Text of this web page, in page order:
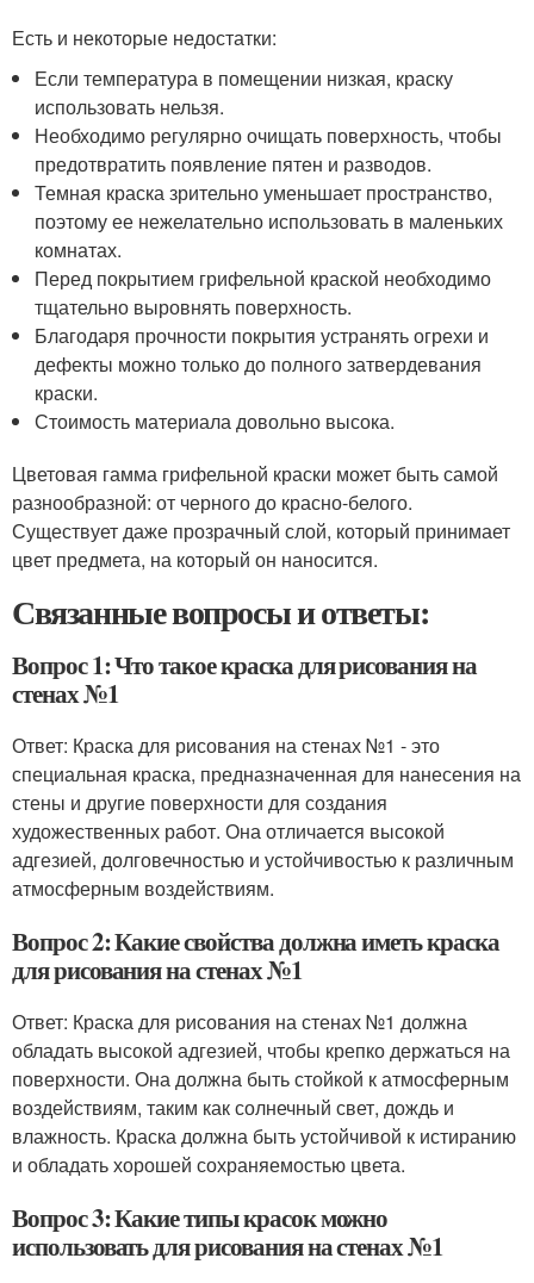
Есть и некоторые недостатки:
Если температура в помещении низкая, краску
использовать нельзя.
Необходимо регулярно очищать поверхность, чтобы
предотвратить появление пятен и разводов.
Темная краска зрительно уменьшает пространство,
поэтому ее нежелательно использовать в маленьких
комнатах.
Перед покрытием грифельной краской необходимо
тщательно выровнять поверхность.
Благодаря прочности покрытия устранять огрехи и
дефекты можно только до полного затвердевания
краски.
Стоимость материала довольно высока.
Цветовая гамма грифельной краски может быть самой
разнообразной: от черного до красно-белого.
Существует даже прозрачный слой, который принимает
цвет предмета, на который он наносится.
Связанные вопросы и ответы:
Вопрос 1: Что такое краска для рисования на
стенах №1
Ответ: Краска для рисования на стенах №1 - это
специальная краска, предназначенная для нанесения на
стены и другие поверхности для создания
художественных работ. Она отличается высокой
адгезией, долговечностью и устойчивостью к различным
атмосферным воздействиям.
Вопрос 2: Какие свойства должна иметь краска
для рисования на стенах №1
Ответ: Краска для рисования на стенах №1 должна
обладать высокой адгезией, чтобы крепко держаться на
поверхности. Она должна быть стойкой к атмосферным
воздействиям, таким как солнечный свет, дождь и
влажность. Краска должна быть устойчивой к истиранию
и обладать хорошей сохраняемостью цвета.
Вопрос 3: Какие типы красок можно
использовать для рисования на стенах №1